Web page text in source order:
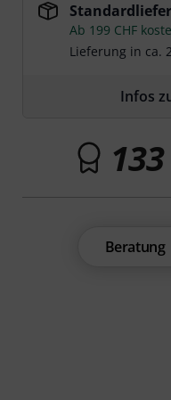
Ab 199 CHF
Lieferung in ca.
Infos
133
Beratung